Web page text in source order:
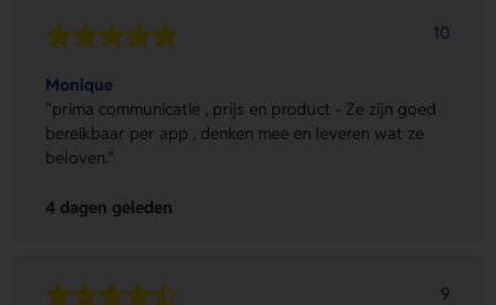
10
Monique
"prima communicatie , prijs en product - Ze zijn goed
bereikbaar per app , denken mee en leveren wat ze
beloven."
4 dagen geleden
9